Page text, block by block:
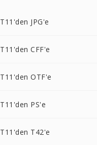
T11'den JPG'e
T11'den CFF'e
T11'den OTF'e
T11'den PS'e
T11'den T42'e